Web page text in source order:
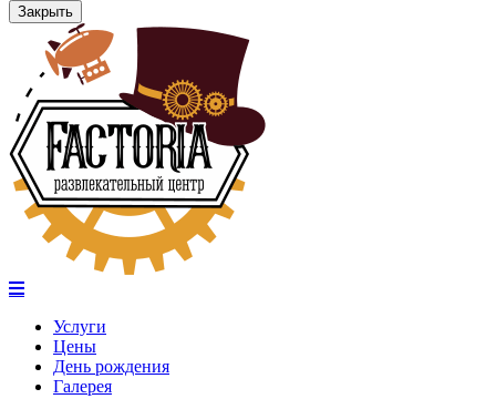
Закрыть
Услуги
Цены
День рождения
Галерея